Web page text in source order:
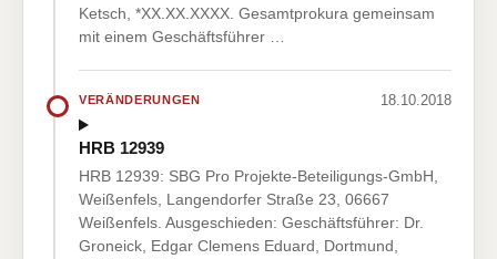
Ketsch, *XX.XX.XXXX. Gesamtprokura gemeinsam
mit einem Geschäftsführer …
VERÄNDERUNGEN 18.10.2018
HRB 12939
HRB 12939: SBG Pro Projekte-Beteiligungs-GmbH,
Weißenfels, Langendorfer Straße 23, 06667
Weißenfels. Ausgeschieden: Geschäftsführer: Dr.
Groneick, Edgar Clemens Eduard, Dortmund,